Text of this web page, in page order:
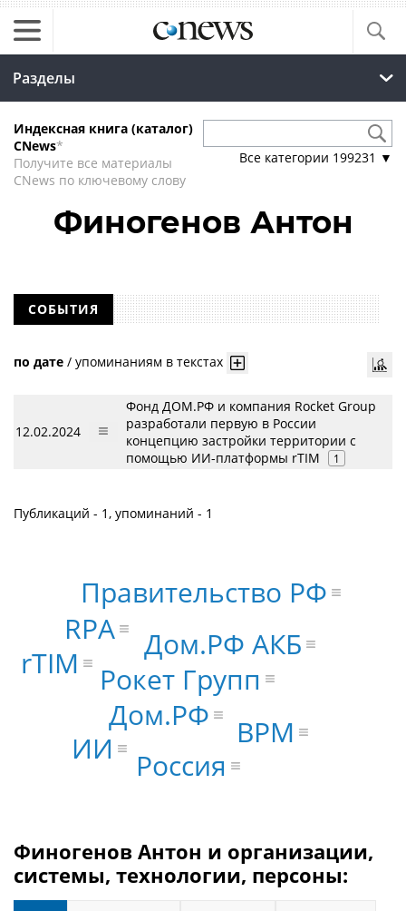
Разделы
Индексная книга (каталог)
CNews*
Получите все материалы
CNews по ключевому слову
Все категории 199231 ▼
Финогенов Антон
СОБЫТИЯ
по дате / упоминаниям в текстах
12.02.2024
Фонд ДОМ.РФ и компания Rocket Group
разработали первую в России
концепцию застройки территории с
помощью ИИ-платформы rTIM
1
Публикаций - 1, упоминаний - 1
Рокет Групп
Дом.РФ АКБ
Дом.РФ
Правительство РФ
BPM
RPA
ИИ
rTIM
Россия
Финогенов Антон и организации,
системы, технологии, персоны: